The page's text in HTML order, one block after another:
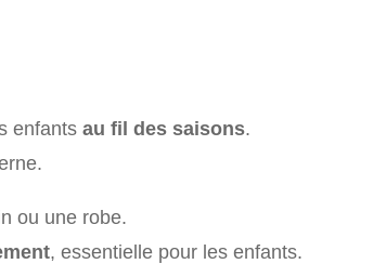
enfants au fil des saisons.
ou une robe.
, essentielle pour les enfants.